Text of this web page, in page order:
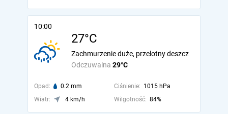
10:00
27°C
Odczuwalna 29°C
Zachmurzenie duże, przelotny deszcz
Opad: 0.2 mm Ciśnienie: 1015 hPa
Wiatr:
4 km/h Wilgotność: 84%